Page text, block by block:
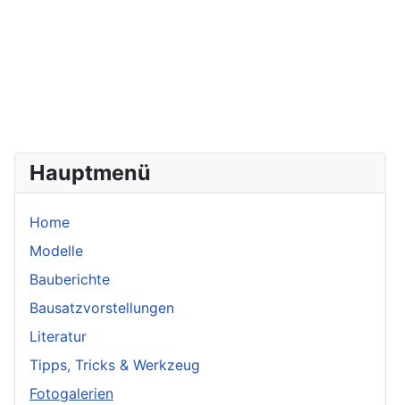
Hauptmenü
Home
Modelle
Bauberichte
Bausatzvorstellungen
Literatur
Tipps, Tricks & Werkzeug
Fotogalerien